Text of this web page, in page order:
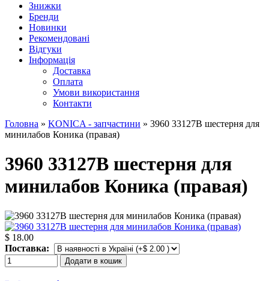
Знижки
Бренди
Новинки
Рекомендовані
Відгуки
Інформація
Доставка
Оплата
Умови використання
Контакти
Головна » KONICA - запчастини » 3960 33127B шестерня для
минилабов Коника (правая)
3960 33127B шестерня для
минилабов Коника (правая)
$ 18.00
Поставка:
Додати в кошик